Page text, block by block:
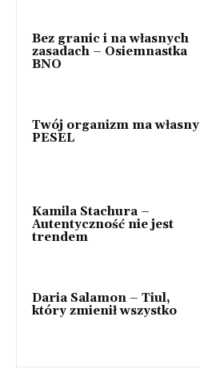
Bez granic i na własnych
zasadach – Osiemnastka
BNO
Twój organizm ma własny
PESEL
Kamila Stachura –
Autentyczność nie jest
trendem
Daria Salamon – Tiul,
który zmienił wszystko